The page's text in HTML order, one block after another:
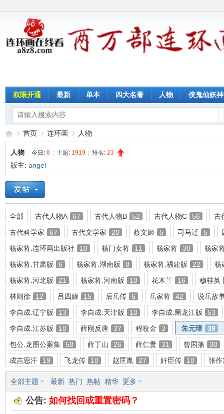
权限开通 最新 单本 四大名著 人物 侠鬼仙妖神
连
环
»
首页
›
连环画
›
人物
人物 今日: 0 主题: 1919 排名: 23
版主: angel
全部 古代人物A 67 古代人物B 52 古代人物C 56
古
古代科学家
67 古代文学家 20 蔡文姬 5 司马迁 5
杨家将.连环画出版社
10 杨门女将 11 杨家将 30
杨家
杨家将.甘肃版
6 杨家将.湖南版 8 杨家将.福建版 22
杨
杨家将.河北版
21 杨家将.河南版 10 花木兰 16
穆桂英
林则徐
12 吕四娘 15 后岳传 6 岳家将 42
说岳故
李自成.辽宁版
13 李自成.天津版 10 李自成.黑龙江版
53
李自成.江苏版
10 薛刚反唐 37 程咬金 3 朱元璋
39
包公.龙图公案集
58 薛丁山 26 薛仁贵 31 曾国藩
30
成吉思汗
19 飞龙传 10 赵匡胤 27 奸臣传 10 张作
全部主题 最新 热门 热帖 精华 更多
公告: 如何找回或重置密码？